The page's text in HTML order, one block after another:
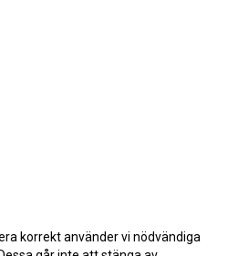
korrekt använder vi nödvändiga